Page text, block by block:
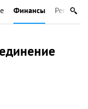
Финансы Регионы